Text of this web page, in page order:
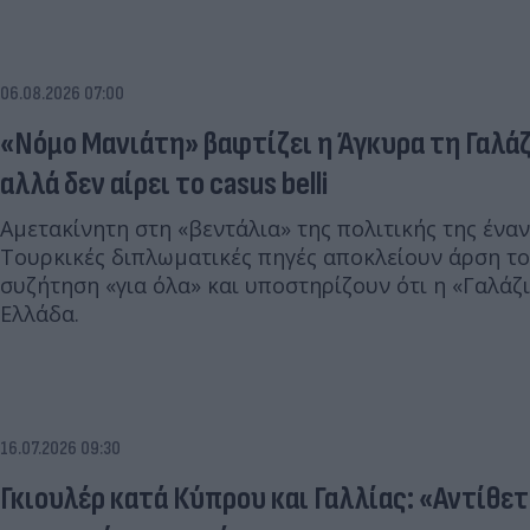
06.08.2026 07:00
«Νόμο Μανιάτη» βαφτίζει η Άγκυρα τη
αλλά δεν αίρει το casus belli
Αμετακίνητη στη «βεντάλια» της πολιτικής της
Τουρκικές διπλωματικές πηγές αποκλείουν άρση
συζήτηση «για όλα» και υποστηρίζουν ότι η
Ελλάδα.
16.07.2026 09:30
Γκιουλέρ κατά Κύπρου και Γαλλίας: